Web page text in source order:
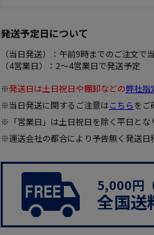
発送予定日について
（当日発送）：午前9時までのご注文で
（4営業日）：2～4営業日で発送予定
※発送日は土日祝日や棚卸などの弊社指
※当日発送に関するご注意はこちらをご
※「営業日」は土日祝日を除く平日とな
※運送会社の都合により予告無く発送日
5,000円
全国送